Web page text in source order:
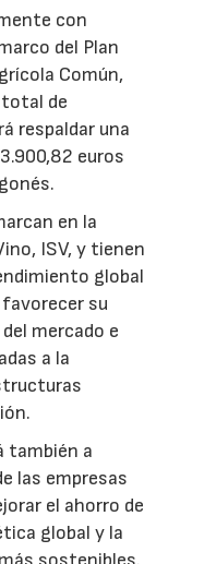
con
del Plan
Común,
total de
respaldar una
euros
en la
ISV, y tienen
global
su
mercado e
a la
también a
las empresas
el ahorro de
global y la